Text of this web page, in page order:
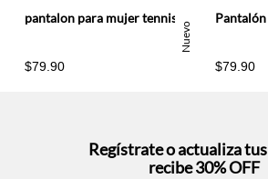
Nuevo
pantalon para mujer tennis, pantalones entero
$79.90 $79.90
Regístrate o actualiza
recibe 30% OFF